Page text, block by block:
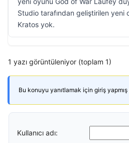
Studio tarafından geliştirilen
Kratos yok.
1 yazı görüntüleniyor (toplam 1)
Bu konuyu yanıtlamak için giriş yapmış
Kullanıcı adı: